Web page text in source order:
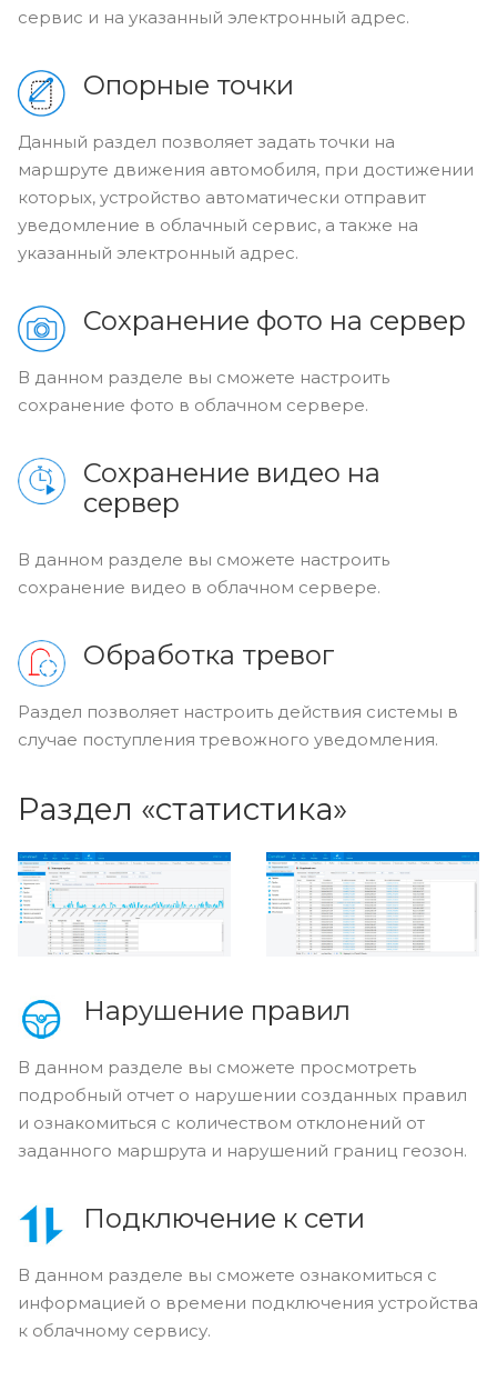
сервис и на указанный электронный адрес.
Опорные точки
Данный раздел позволяет задать точки на
маршруте движения автомобиля, при достижении
которых, устройство автоматически отправит
уведомление в облачный сервис, а также на
указанный электронный адрес.
Сохранение фото на сервер
В данном разделе вы сможете настроить
сохранение фото в облачном сервере.
Сохранение видео на
сервер
В данном разделе вы сможете настроить
сохранение видео в облачном сервере.
Обработка тревог
Раздел позволяет настроить действия системы в
случае поступления тревожного уведомления.
Раздел «статистика»
Нарушение правил
В данном разделе вы сможете просмотреть
подробный отчет о нарушении созданных правил
и ознакомиться с количеством отклонений от
заданного маршрута и нарушений границ геозон.
Подключение к сети
В данном разделе вы сможете ознакомиться с
информацией о времени подключения устройства
к облачному сервису.